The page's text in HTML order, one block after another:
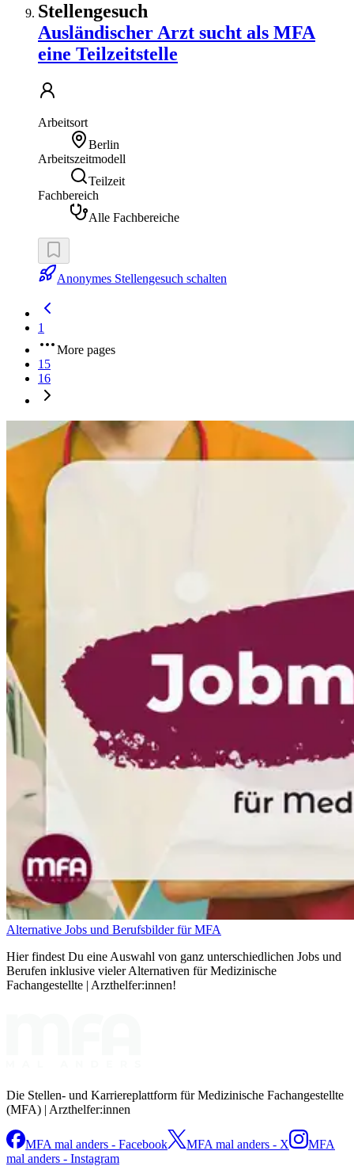
Stellengesuch
Ausländischer Arzt sucht als MFA
eine Teilzeitstelle
Arbeitsort
Berlin
Arbeitszeitmodell
Teilzeit
Fachbereich
Alle Fachbereiche
Anonymes Stellengesuch schalten
1
More pages
15
16
Alternative Jobs und Berufsbilder für MFA
Hier findest Du eine Auswahl von ganz unterschiedlichen Jobs und
Berufen inklusive vieler Alternativen für Medizinische
Fachangestellte | Arzthelfer:innen!
Die Stellen- und Karriereplattform für Medizinische Fachangestellte
(MFA) | Arzthelfer:innen
MFA mal anders - Facebook MFA mal anders - X
MFA
mal anders - Instagram